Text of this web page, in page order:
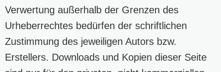
Verwertung außerhalb der Grenzen des
Urheberrechtes bedürfen der schriftlichen
Zustimmung des jeweiligen Autors bzw.
Erstellers. Downloads und Kopien dieser Seite